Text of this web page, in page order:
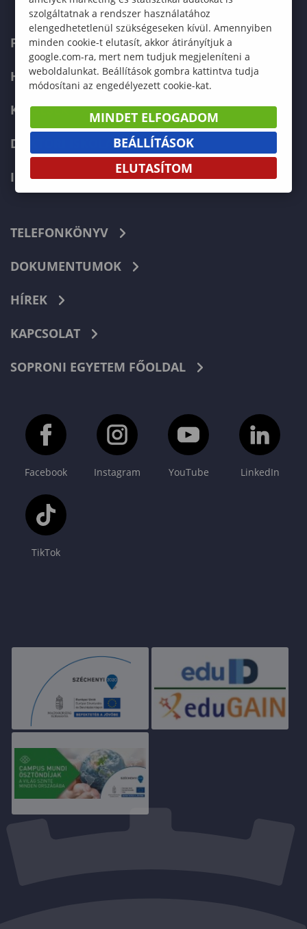
FELVÉTELIZŐKNEK
HALLGATÓKNAK
KÉPZÉSEK
DOKTORI ISKOLA
INTERNATIONAL
TELEFONKÖNYV
DOKUMENTUMOK
HÍREK
KAPCSOLAT
SOPRONI EGYETEM FŐOLDAL
Facebook Instagram YouTube LinkedIn
TikTok
szolgáltatnak a rendszer használatához
elengedhetetlenül szükségeseken kívül. Amennyiben
minden cookie-t elutasít, akkor átirányítjuk a
google.com-ra, mert nem tudjuk megjeleníteni a
weboldalunkat. Beállítások gombra kattintva tudja
módosítani az engedélyezett cookie-kat.
MINDET ELFOGADOM
BEÁLLÍTÁSOK
ELUTASÍTOM